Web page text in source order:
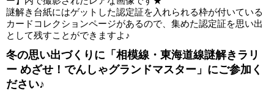
謎解き台紙にはゲットした認定証を入れられる枠が付いている
カードコレクションページがあるので、集めた認定証を思い出
として残すことができますよ♪
冬の思い出づくりに「相模線・東海道線謎解きラリ
ー めざせ！でんしゃグランドマスター」にご参加く
ださい♪